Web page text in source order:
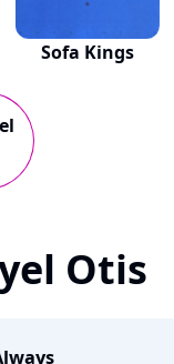
Sofa Kings
Otis